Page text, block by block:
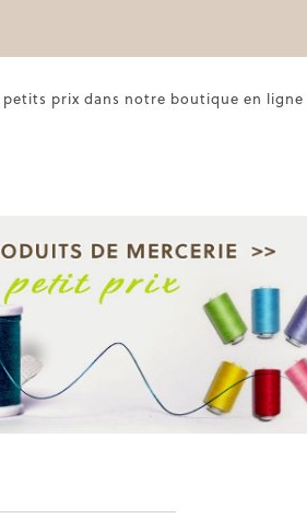
prix dans notre boutique en ligne